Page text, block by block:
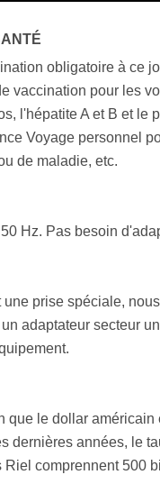
obligatoire à ce
vaccination pour les
l'hépatite A et B et le
Voyage personnel
de maladie, etc.
Hz. Pas besoin
prise spéciale,
adaptateur secteur
que le dollar
dernières années, le
comprennent 500